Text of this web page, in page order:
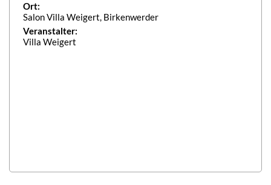
Ort:
Salon Villa Weigert, Birkenwerder
Veranstalter:
Villa Weigert